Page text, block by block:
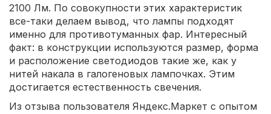
2100 Лм. По совокупности этих характеристик
все-таки делаем вывод, что лампы подходят
именно для противотуманных фар. Интересный
факт: в конструкции используются размер, форма
и расположение светодиодов такие же, как у
нитей накала в галогеновых лампочках. Этим
достигается естественность свечения.
Из отзыва пользователя Яндекс.Маркет с опытом